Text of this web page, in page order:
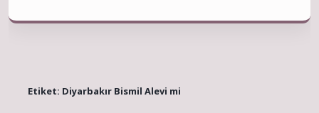
Etiket: Diyarbakır Bismil Alevi mi